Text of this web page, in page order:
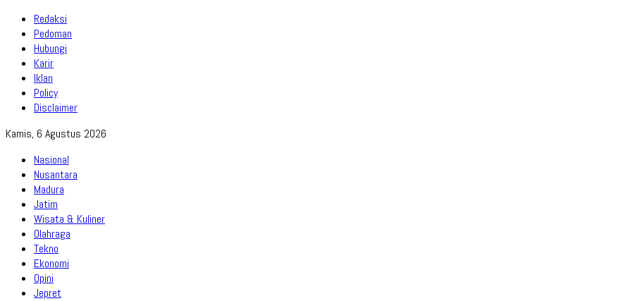
Redaksi
Pedoman
Hubungi
Karir
Iklan
Policy
Disclaimer
Kamis, 6 Agustus 2026
Nasional
Nusantara
Madura
Jatim
Wisata & Kuliner
Olahraga
Tekno
Ekonomi
Opini
Jepret